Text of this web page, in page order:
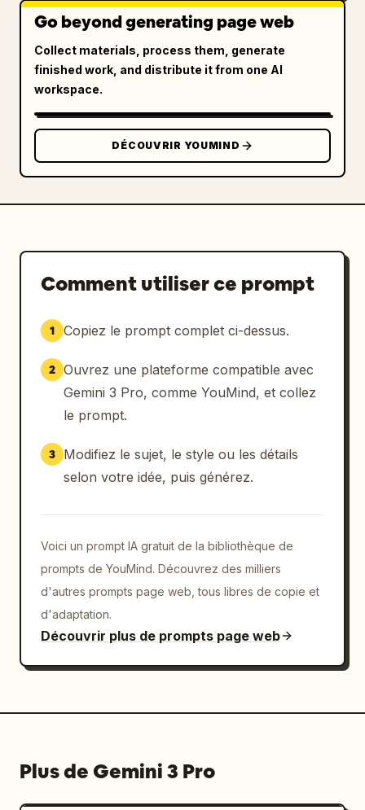
Go beyond generating page web
Collect materials, process them, generate
finished work, and distribute it from one AI
workspace.
DÉCOUVRIR YOUMIND
Comment utiliser ce prompt
1 Copiez le prompt complet ci-dessus.
2 Ouvrez une plateforme compatible avec
Gemini 3 Pro, comme YouMind, et collez
le prompt.
3
Modifiez le sujet, le style ou les détails
selon votre idée, puis générez.
Voici un prompt IA gratuit de la bibliothèque de
prompts de YouMind. Découvrez des milliers
d'autres prompts page web, tous libres de copie et
d'adaptation.
Découvrir plus de prompts page web
Plus de Gemini 3 Pro